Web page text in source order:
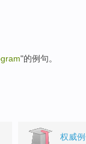
"的例句。
权威